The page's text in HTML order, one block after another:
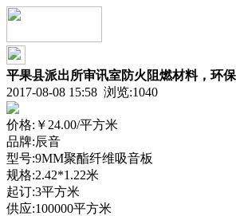
平果县派出所审讯室防火阻燃材料，环
2017-08-08 15:58 浏览:1040
价格: ￥24.00/平方米
品牌:辰音
型号:9MM聚酯纤维吸音板
规格:2.42*1.22米
起订:3平方米
供应:100000平方米